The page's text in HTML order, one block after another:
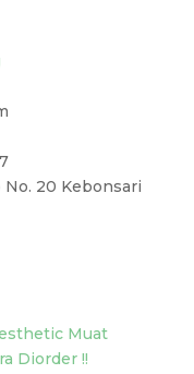
20 Kebonsari
Muat
Diorder !!